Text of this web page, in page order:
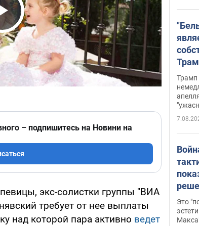
Video
– подпишитесь на Новини на
экс-солистки группы "ВИА
требует от нее выплаты
над которой пара активно ведет
Трамп
Это